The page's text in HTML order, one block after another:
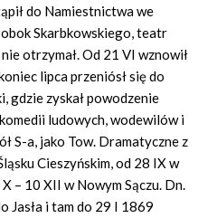
do Namiestnictwa we
Skarbkowskiego, teatr
otrzymał. Od 21 VI wznowił
lipca przeniósł się do
gdzie zyskał powodzenie
ludowych, wodewilów i
S-a, jako Tow. Dramatyczne z
Cieszyńskim, od 28 IX w
– 10 XII w Nowym Sączu. Dn.
Jasła i tam do 29 I 1869